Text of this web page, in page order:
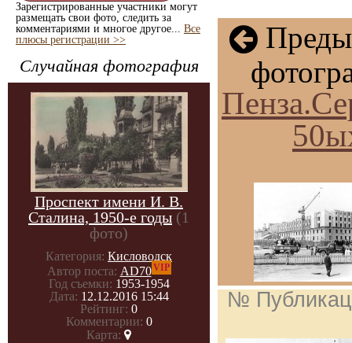
Зарегистрированные участники могут
размещать свои фото, следить за
комментариями и многое другое... Все
плюсы регистрации >>
Случайная фотография
Проспект имени И. В.
Сталина, 1950-е годы (1
фото)
Категория: Кисловодск
Автор поста: AD70VIP
Год съемки: 1953-1954
Дата: 12.12.2016 15:44
Рейтинг: 0
Комментарии: 0
Карта:
№